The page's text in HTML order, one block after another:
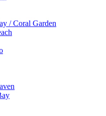
/ Coral Garden